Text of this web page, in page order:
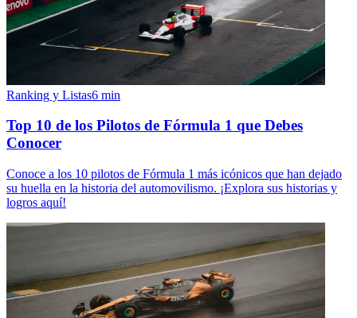
Ranking y Listas6 min
Top 10 de los Pilotos de Fórmula 1 que Debes
Conocer
Conoce a los 10 pilotos de Fórmula 1 más icónicos que han dejado
su huella en la historia del automovilismo. ¡Explora sus historias y
logros aquí!